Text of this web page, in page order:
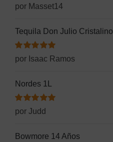
Valorado
con
por Masset14
Tequila Don Julio Cristalino
Valorado
con
por Isaac Ramos
Nordes 1L
Valorado
con
por Judd
Bowmore 14 Años